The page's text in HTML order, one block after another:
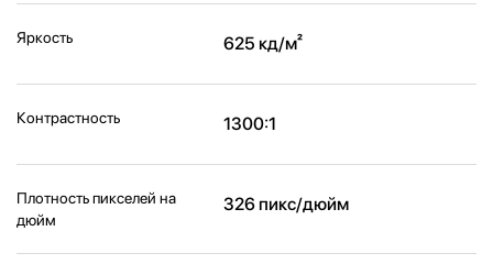
Яркость 625 кд/м²
Контрастность 1300:1
Плотность пикселей на
дюйм
326 пикс/дюйм